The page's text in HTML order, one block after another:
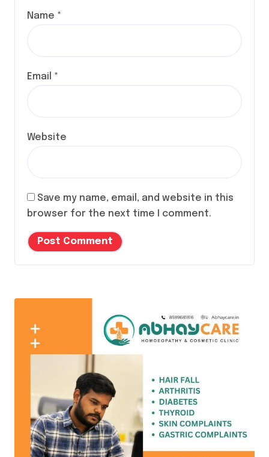
Name *
Email *
Website
Save my name, email, and website in this
browser for the next time I comment.